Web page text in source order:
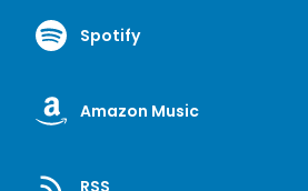
Spotify
Amazon Music
RSS